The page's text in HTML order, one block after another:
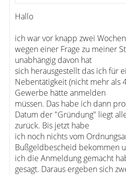
Hallo
ich war vor knapp zwei
wegen einer Frage zu meiner
unabhängig davon hat
sich herausgestellt das ich für
Nebentätigkeit (nicht mehr als
Gewerbe hätte anmelden
müssen. Das habe ich dann
Datum der "Gründung" liegt
zurück. Bis jetzt habe
ich noch nichts vom
Bußgeldbescheid bekommen
ich die Anmeldung gemacht
gesagt. Daraus ergeben sich